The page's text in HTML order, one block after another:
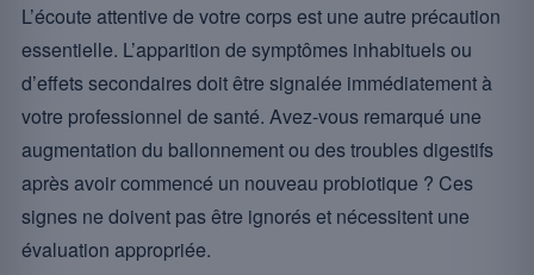
L’écoute attentive de votre corps est une autre précaution
essentielle. L’apparition de symptômes inhabituels ou
d’effets secondaires doit être signalée immédiatement à
votre professionnel de santé. Avez-vous remarqué une
augmentation du ballonnement ou des troubles digestifs
après avoir commencé un nouveau probiotique ? Ces
signes ne doivent pas être ignorés et nécessitent une
évaluation appropriée.